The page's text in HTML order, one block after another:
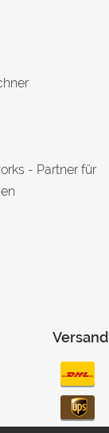
- Partner für
Versand